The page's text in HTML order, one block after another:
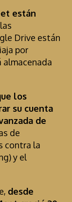
están
Drive están
por
almacenada
los
su cuenta
de
de
contra la
y el
desde